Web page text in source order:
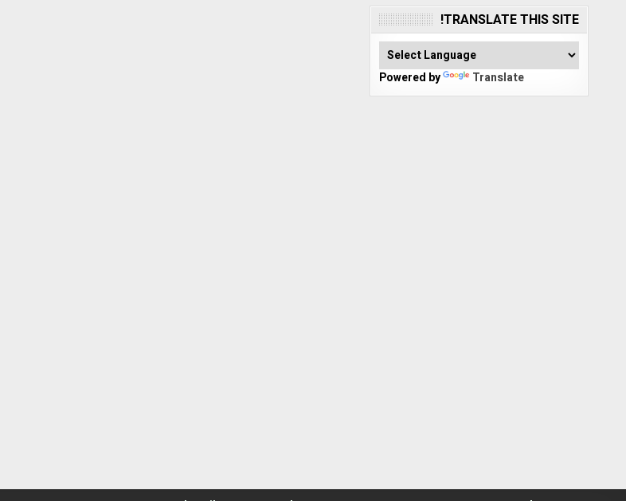
TRANSLATE THIS SITE!
Powered by Translate